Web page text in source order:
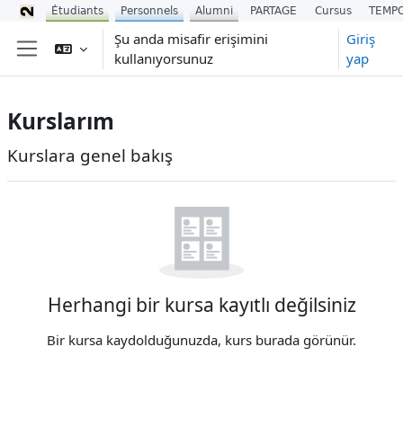
Yan panel
Şu anda misafir erişimini
kullanıyorsunuz
Giriş
yap
Kurslarım
Ana içerik blokları
Kurslara genel bakış 'yı atla
Kurslara genel bakış
Herhangi bir kursa kayıtlı değilsiniz
Bir kursa kaydolduğunuzda, kurs burada görünür.
Étudiants Personnels Alumni PARTAGE Cursus